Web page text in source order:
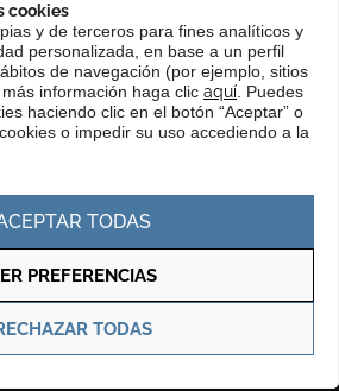
cookies
y de terceros para fines analíticos y
personalizada, en base a un perfil
de navegación (por ejemplo, sitios
información haga clic aquí . Puedes
haciendo clic en el botón “Aceptar” o
o impedir su uso accediendo a la
TODAS
TODAS
PREFERENCIAS
CHANNEL
CONTACTO
EUSKERA
DEL CONTRATANTE
privacidad Política de cookies